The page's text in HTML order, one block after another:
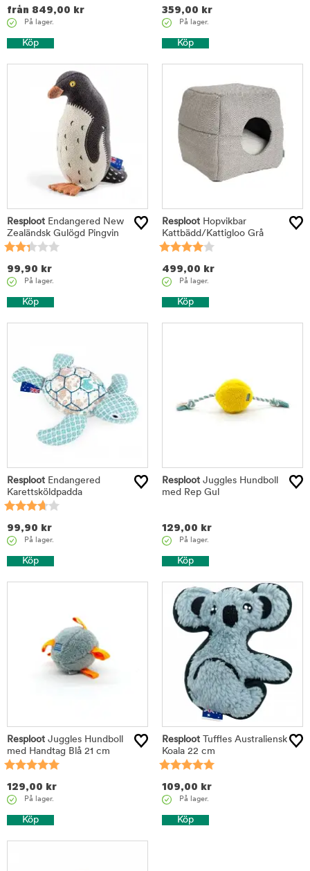
från 849,00 kr
På lager.
Köp
359,00 kr
På lager.
Köp
Resploot Endangered New
Zealändsk Gulögd Pingvin
99,90 kr
På lager.
Köp
Resploot Hopvikbar
Kattbädd/Kattigloo Grå
499,00 kr
På lager.
Köp
Resploot Endangered
Karettsköldpadda
99,90 kr
På lager.
Köp
Resploot Juggles Hundboll
med Rep Gul
129,00 kr
På lager.
Köp
Resploot Juggles Hundboll
med Handtag Blå 21 cm
129,00 kr
På lager.
Köp
Resploot Tuffles Australiensk
Koala 22 cm
109,00 kr
På lager.
Köp